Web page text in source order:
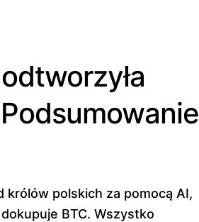
królów polskich za pomocą AI,
BTC. Wszystko